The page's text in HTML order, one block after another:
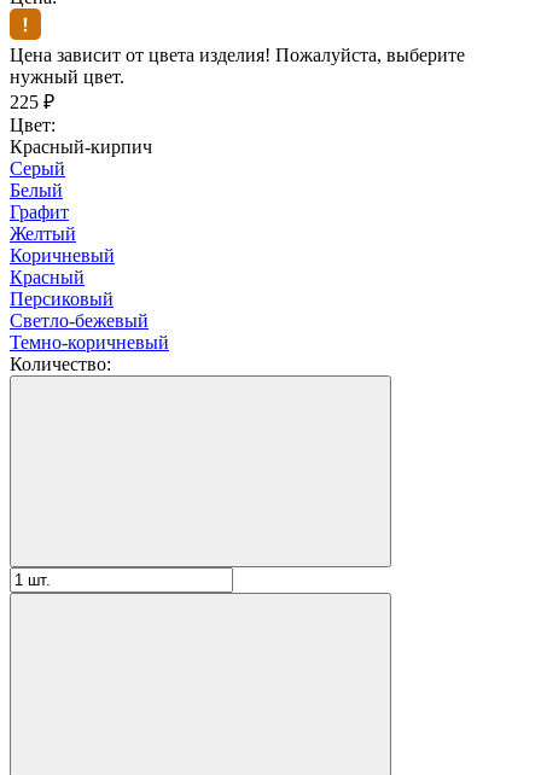
Цена зависит от цвета изделия! Пожалуйста, выберите
нужный цвет.
225 ₽
Цвет:
Красный-кирпич
Серый
Белый
Графит
Желтый
Коричневый
Красный
Персиковый
Светло-бежевый
Темно-коричневый
Количество: